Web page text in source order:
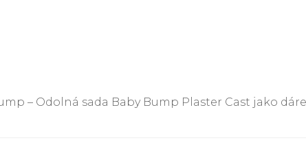
– Odolná sada Baby Bump Plaster Cast jako